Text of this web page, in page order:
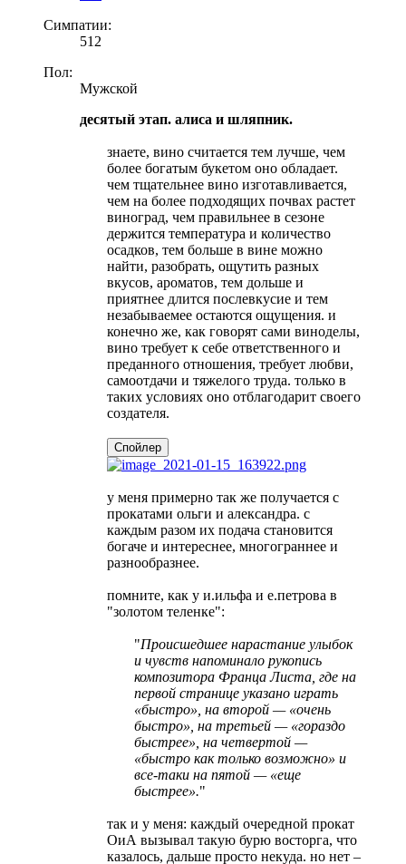
Симпатии:
512
Пол:
Мужской
десятый этап. алиса и шляпник.
знаете, вино считается тем лучше, чем
более богатым букетом оно обладает.
чем тщательнее вино изготавливается,
чем на более подходящих почвах растет
виноград, чем правильнее в сезоне
держится температура и количество
осадков, тем больше в вине можно
найти, разобрать, ощутить разных
вкусов, ароматов, тем дольше и
приятнее длится послевкусие и тем
незабываемее остаются ощущения. и
конечно же, как говорят сами виноделы,
вино требует к себе ответственного и
преданного отношения, требует любви,
самоотдачи и тяжелого труда. только в
таких условиях оно отблагодарит своего
создателя.
Спойлер
у меня примерно так же получается с
прокатами ольги и александра. с
каждым разом их подача становится
богаче и интереснее, многограннее и
разнообразнее.
помните, как у и.ильфа и е.петрова в
"золотом теленке":
"Происшедшее нарастание улыбок
и чувств напоминало рукопись
композитора Франца Листа, где на
первой странице указано играть
«быстро», на второй — «очень
быстро», на третьей — «гораздо
быстрее», на четвертой —
«быстро как только возможно» и
все-таки на пятой — «еще
быстрее»."
так и у меня: каждый очередной прокат
ОиА вызывал такую бурю восторга, что
казалось, дальше просто некуда. но нет –